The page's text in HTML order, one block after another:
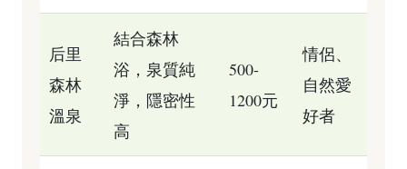
后里
森林
溫泉
結合森林
浴，泉質純
淨，隱密性
高
500-
1200元
情侶、
自然愛
好者